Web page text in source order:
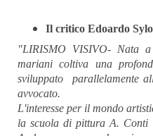
Il critico Edoardo
"LIRISMO VISIVO- Nata
mariani coltiva una
sviluppato parallelamente
avvocato.
L'interesse per il mondo
la scuola di pittura A. Conti